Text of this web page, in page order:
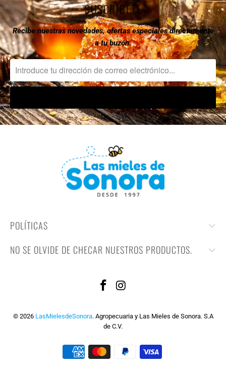
SUSCRIBETE
Recibe nuestras novedades, ofertas especiales directamente
a tu buzón.
POLÍTICAS
NO SE OLVIDE DE CHECAR NUESTROS PRODUCTOS.
© 2026 LasMielesdeSonora. Agropecuaria y Las Mieles de Sonora. S.A
de C.V.